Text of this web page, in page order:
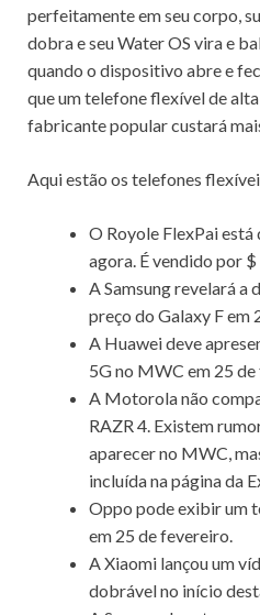
perfeitamente em seu corpo,
dobra e seu Water OS vira e
quando o dispositivo abre e
que um telefone flexível de
fabricante popular custará
Aqui estão os telefones
O Royole FlexPaiestá
agora. É vendido por
A Samsungrevelará a
preço do Galaxy F em
A Huaweideve
5G no MWC em 25
A Motorola não
RAZR 4. Existem
aparecer no MWC,
incluída napágina da
Oppo pode exibir um
em 25 de fevereiro.
A Xiaomi lançou um
dobrável no início